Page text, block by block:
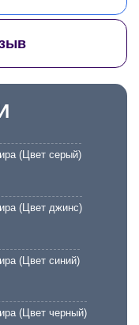
(Цвет серый)
(Цвет джинс)
(Цвет синий)
(Цвет черный)